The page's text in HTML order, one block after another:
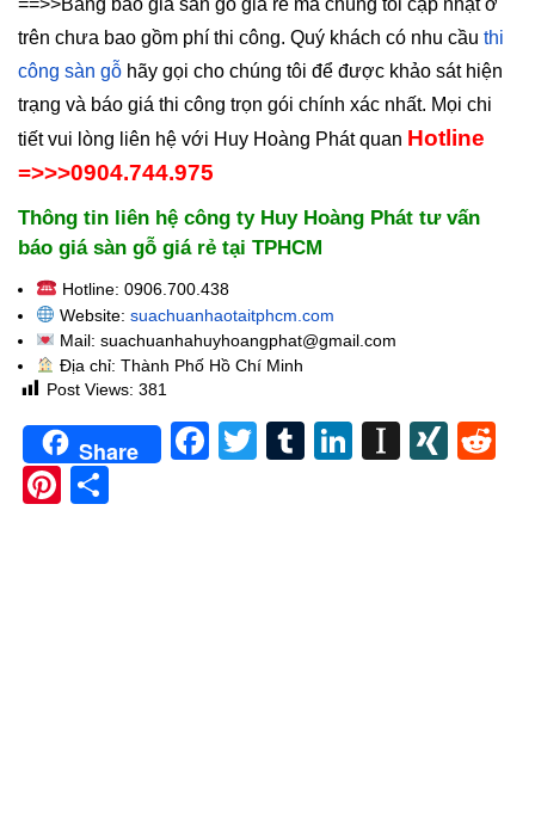
==>>Bảng báo giá sàn gỗ giá rẻ mà chúng tôi cập nhật ở
trên chưa bao gồm phí thi công. Quý khách có nhu cầu thi
công sàn gỗ hãy gọi cho chúng tôi để được khảo sát hiện
trạng và báo giá thi công trọn gói chính xác nhất. Mọi chi
tiết vui lòng liên hệ với Huy Hoàng Phát quan Hotline
=>>>0904.744.975
Thông tin liên hệ công ty Huy Hoàng Phát tư vấn
báo giá sàn gỗ giá rẻ tại TPHCM
Hotline: 0906.700.438
Website: suachuanhaotaitphcm.com
Mail: suachuanhahuyhoangphat@gmail.com
Địa chỉ: Thành Phố Hồ Chí Minh
Post Views: 381
Share Facebook
TwitterTumblrLinkedIn
Pinterest